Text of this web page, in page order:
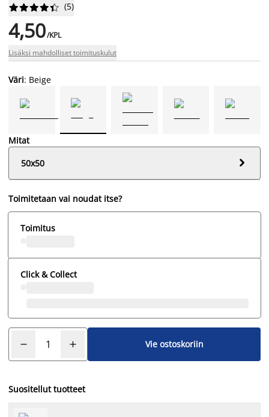





 (5)
4,50/KPL
Lisäksi mahdolliset toimituskulut
Väri: Beige
Mitat
50x50

Toimitetaan vai noudat itse?
Toimitus
Click & Collect
Vie ostoskoriin
Suositellut tuotteet